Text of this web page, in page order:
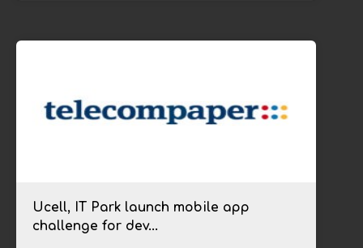
Ucell, IT Park launch mobile app
challenge for dev...